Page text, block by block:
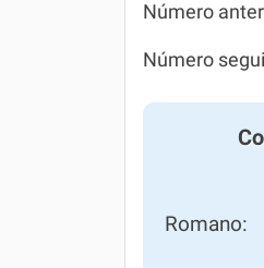
Número
Número
Romano: